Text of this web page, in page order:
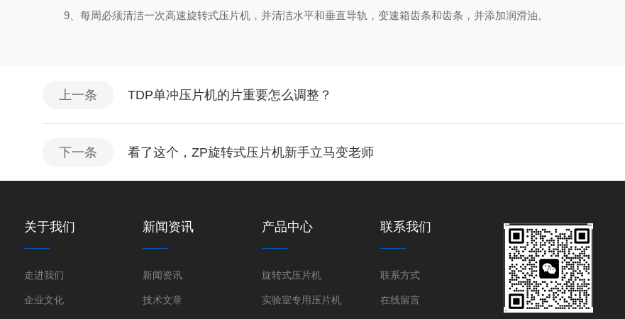
9、每周必须清洁一次高速旋转式压片机，并清洁水平和垂直导轨，变速箱齿条和齿条，并添加润滑油。
上一条 TDP单冲压片机的片重要怎么调整？
下一条 看了这个，ZP旋转式压片机新手立马变老师
关于我们
走进我们
企业文化
新闻资讯
新闻资讯
技术文章
产品中心
旋转式压片机
实验室专用压片机
联系我们
联系方式
在线留言